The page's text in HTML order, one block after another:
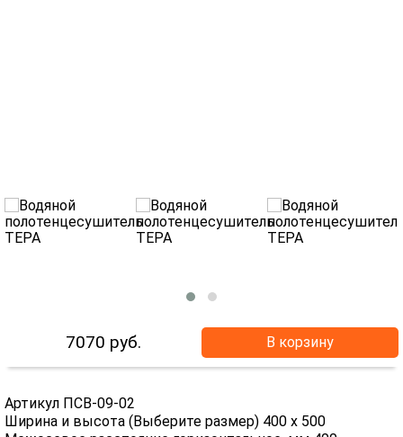
7070 руб. В корзину
Артикул ПСВ-09-02
Ширина и высота (Выберите размер) 400 х 500